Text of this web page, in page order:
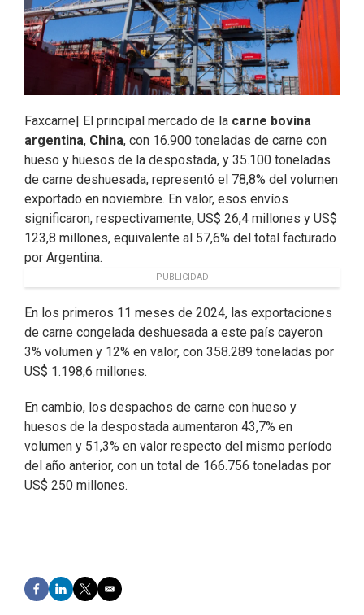
Faxcarne| El principal mercado de la carne bovina
argentina, China, con 16.900 toneladas de carne con
hueso y huesos de la despostada, y 35.100 toneladas
de carne deshuesada, representó el 78,8% del volumen
exportado en noviembre. En valor, esos envíos
significaron, respectivamente, US$ 26,4 millones y US$
123,8 millones, equivalente al 57,6% del total facturado
por Argentina.
PUBLICIDAD
En los primeros 11 meses de 2024, las exportaciones
de carne congelada deshuesada a este país cayeron
3% volumen y 12% en valor, con 358.289 toneladas por
US$ 1.198,6 millones.
En cambio, los despachos de carne con hueso y
huesos de la despostada aumentaron 43,7% en
volumen y 51,3% en valor respecto del mismo período
del año anterior, con un total de 166.756 toneladas por
US$ 250 millones.
F
a
L
i
T
w
E
m